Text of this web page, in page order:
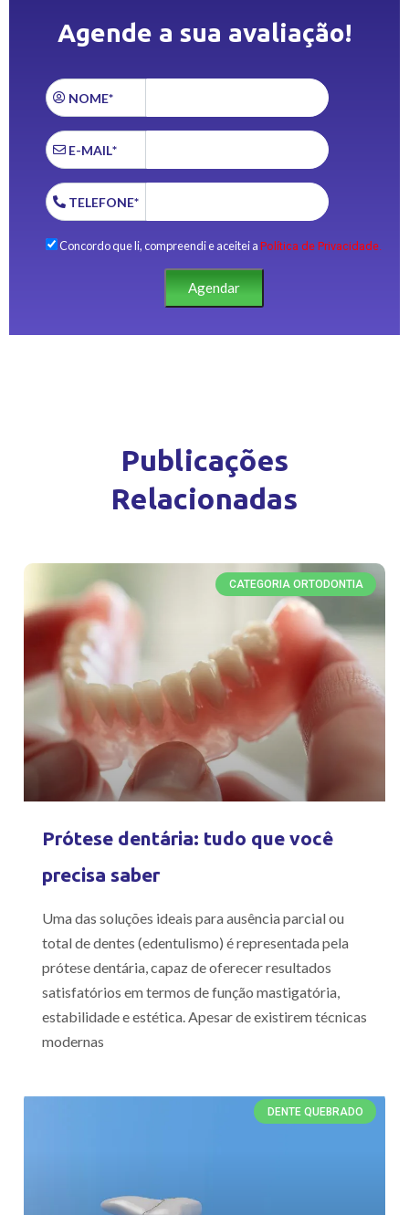
Agende a sua avaliação!
NOME*
E-MAIL*
TELEFONE*
Concordo que li, compreendi e aceitei a Política de Privacidade.
Agendar
Publicações
Relacionadas
CATEGORIA ORTODONTIA
Prótese dentária: tudo que você
precisa saber
Uma das soluções ideais para ausência parcial ou
total de dentes (edentulismo) é representada pela
prótese dentária, capaz de oferecer resultados
satisfatórios em termos de função mastigatória,
estabilidade e estética. Apesar de existirem técnicas
modernas
DENTE QUEBRADO